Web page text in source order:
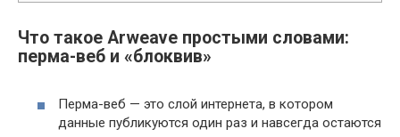
Что такое Arweave простыми словами:
перма-веб и «блоквив»
Перма-веб — это слой интернета, в котором
данные публикуются один раз и навсегда остаются